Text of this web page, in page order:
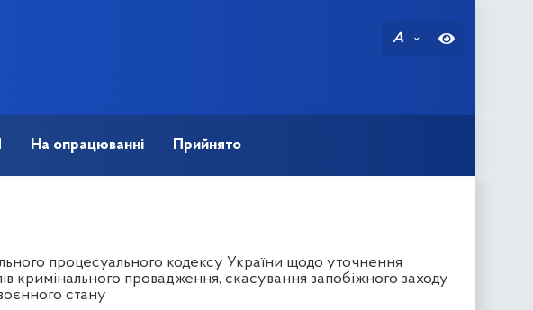
A
На опрацюванні Прийнято
процесуального кодексу України щодо уточнення
кримінального провадження, скасування запобіжного заходу
стану